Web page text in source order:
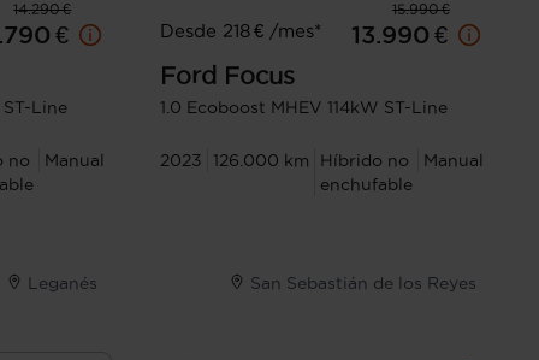
14.290 €
€
Line
no
Manual
Leganés
15.990 €
Desde 218 € /mes*
13.990 €
Ford Focus
1.0 Ecoboost MHEV 114kW ST-Line
2023 126.000 km
Híbrido no
enchufable
Manual
San Sebastián de los Reyes